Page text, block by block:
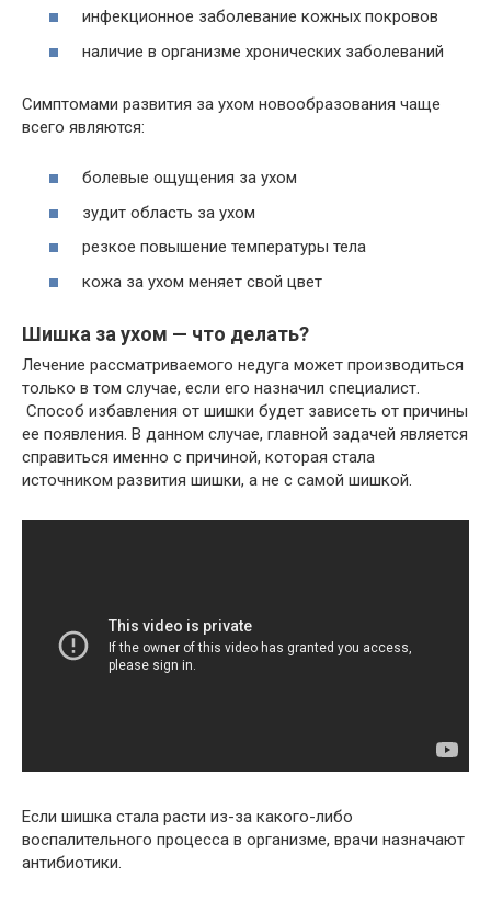
инфекционное заболевание кожных покровов
наличие в организме хронических заболеваний
Симптомами развития за ухом новообразования чаще
всего являются:
болевые ощущения за ухом
зудит область за ухом
резкое повышение температуры тела
кожа за ухом меняет свой цвет
Шишка за ухом — что делать?
Лечение рассматриваемого недуга может производиться
только в том случае, если его назначил специалист.
Способ избавления от шишки будет зависеть от причины
ее появления. В данном случае, главной задачей является
справиться именно с причиной, которая стала
источником развития шишки, а не с самой шишкой.
Если шишка стала расти из-за какого-либо
воспалительного процесса в организме, врачи назначают
антибиотики.